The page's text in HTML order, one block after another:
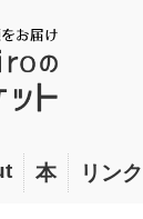
本 リンク